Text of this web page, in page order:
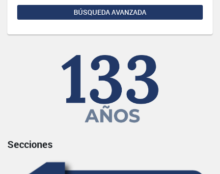
BÚSQUEDA AVANZADA
Secciones